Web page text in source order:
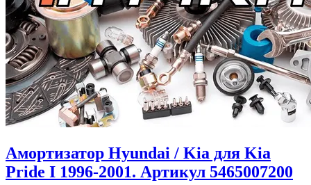
Амортизатор Hyundai / Kia для Kia
Pride I 1996-2001. Артикул 5465007200